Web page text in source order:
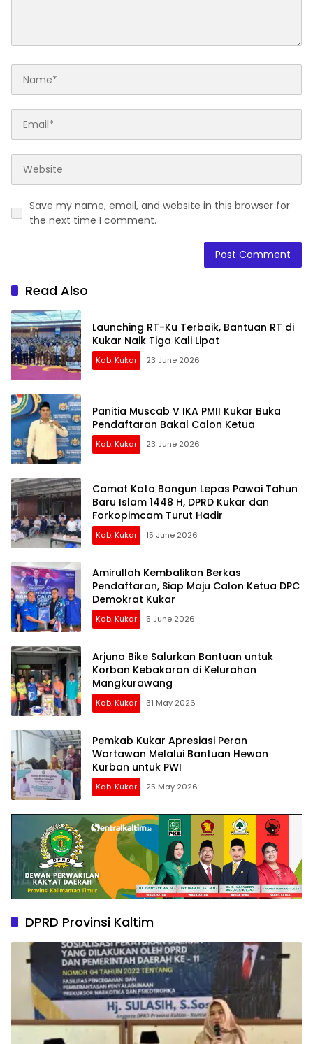
Save my name, email, and website in this browser for
the next time I comment.
Read Also
Launching RT-Ku Terbaik, Bantuan RT di
Kukar Naik Tiga Kali Lipat
Kab. Kukar 23 June 2026
Panitia Muscab V IKA PMII Kukar Buka
Pendaftaran Bakal Calon Ketua
Kab. Kukar 23 June 2026
Camat Kota Bangun Lepas Pawai Tahun
Baru Islam 1448 H, DPRD Kukar dan
Forkopimcam Turut Hadir
Kab. Kukar 15 June 2026
Amirullah Kembalikan Berkas
Pendaftaran, Siap Maju Calon Ketua DPC
Demokrat Kukar
Kab. Kukar 5 June 2026
Arjuna Bike Salurkan Bantuan untuk
Korban Kebakaran di Kelurahan
Mangkurawang
Kab. Kukar 31 May 2026
Pemkab Kukar Apresiasi Peran
Wartawan Melalui Bantuan Hewan
Kurban untuk PWI
Kab. Kukar 25 May 2026
DPRD Provinsi Kaltim